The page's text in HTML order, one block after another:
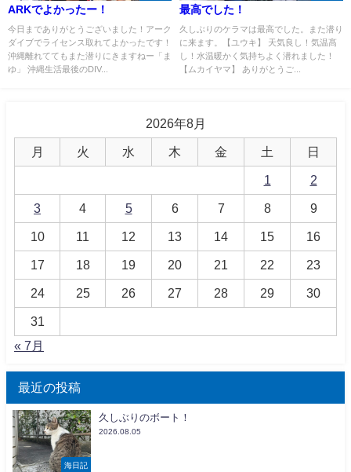
ARKでよかったー！
今日までありがとうございました！アーク
ダイブでライセンス取れてよかったです！
沖縄離れててもまた潜りにきますねー「ま
ゆ」 沖縄生活最後のDIV...
最高でした！
久しぶりのケラマは最高でした。また潜り
に来ます。【ユウキ】 天気良し！気温髙
し！水温暖かく気持ちよく潜れました！
【ムカイヤマ】 ありがとうご...
2026年8月
月 火 水 木 金 土 日
1 2
3 4 5 6 7 8 9
10 11 12 13 14 15 16
17 18 19 20 21 22 23
24 25 26 27 28 29 30
31
« 7月
最近の投稿
海日記
久しぶりのボート！
2026.08.05